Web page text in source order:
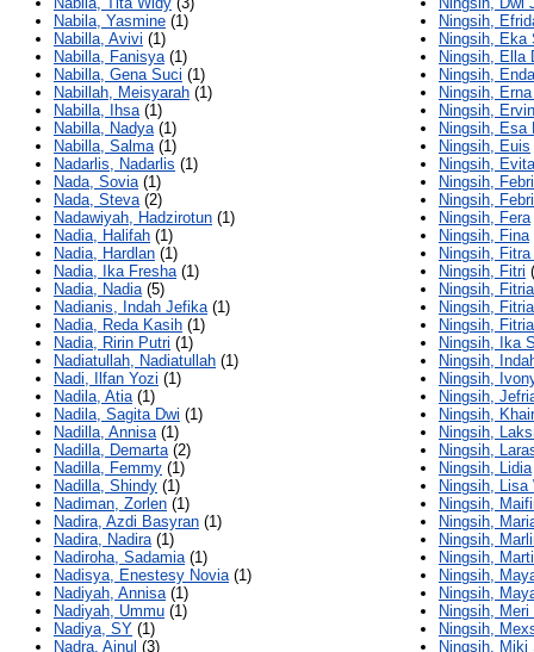
Nabila, Yasmine (1)
Nabilla, Avivi (1)
Nabilla, Fanisya(1)
Nabilla, Gena Suci (1)
Nabillah, Meisyarah (1)
Nabilla, Ihsa(1)
Nabilla, Nadya(1)
Nabilla, Salma(1)
Nadarlis, Nadarlis (1)
Nada, Sovia(1)
Nada, Steva(2)
Nadawiyah, Hadzirotun (1)
Nadia, Halifah (1)
Nadia, Hardlan (1)
Nadia, Ika Fresha(1)
Nadia, Nadia(5)
Nadianis, Indah Jefika(1)
Nadia, Reda Kasih (1)
Nadia, Ririn Putri (1)
Nadiatullah, Nadiatullah (1)
Nadi, Ilfan Yozi (1)
Nadila, Atia(1)
Nadila, Sagita Dwi (1)
Nadilla, Annisa(1)
Nadilla, Demarta(2)
Nadilla, Femmy (1)
Nadilla, Shindy (1)
Nadiman, Zorlen (1)
Nadira, Azdi Basyran (1)
Nadira, Nadira(1)
Nadiroha, Sadamia(1)
Nadisya, Enestesy Novia(1)
Nadiyah, Annisa(1)
Nadiyah, Ummu (1)
Nadiya, SY (1)
Nadra, Ainul (3)
Ningsih,
Ningsih, Eka
Ningsih, Ella
Ningsih,
Ningsih,
Ningsih,
Ningsih, Esa
Ningsih, Euis
Ningsih,
Ningsih,
Ningsih,
Ningsih, Fera
Ningsih, Fina
Ningsih,
Ningsih, Fitri
Ningsih, Fitria
Ningsih,
Ningsih,
Ningsih, Ika
Ningsih,
Ningsih,
Ningsih,
Ningsih,
Ningsih,
Ningsih,
Ningsih, Lidia
Ningsih, Lisa
Ningsih,
Ningsih,
Ningsih,
Ningsih,
Ningsih,
Ningsih,
Ningsih, Meri
Ningsih,
Ningsih, Miki